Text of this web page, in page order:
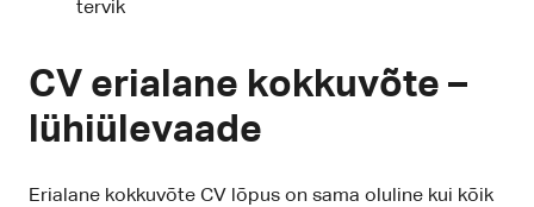
tervik
CV erialane kokkuvõte –
lühiülevaade
Erialane kokkuvõte CV lõpus on sama oluline kui kõik